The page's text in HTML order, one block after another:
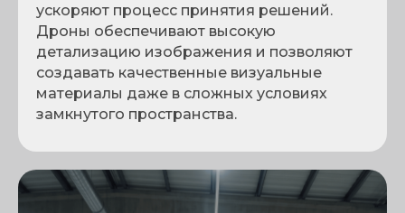
ускоряют процесс принятия решений.
Дроны обеспечивают высокую
детализацию изображения и позволяют
создавать качественные визуальные
материалы даже в сложных условиях
замкнутого пространства.